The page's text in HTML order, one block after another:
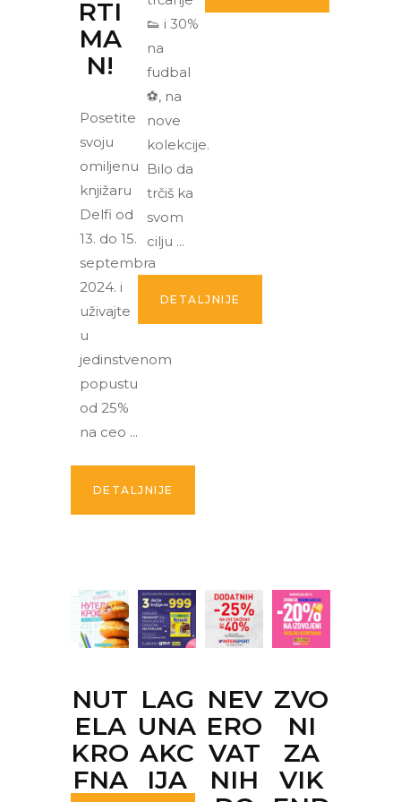
RTI
MA
N!
Posetite
svoju
omiljenu
knjižaru
Delfi od
13. do 15.
septembra
2024. i
uživajte
u
jedinstvenom
popustu
od 25%
na ceo
DETALJNIJE
👟 i 30%
na
fudbal
⚽, na
nove
kolekcije.
Bilo da
trčiš ka
svom
cilju
DETALJNIJE
NUT
ELA
KRO
FNA
LAG
UNA
AKC
IJA
NEV
ERO
VAT
NIH
ZVO
NI
ZA
VIK